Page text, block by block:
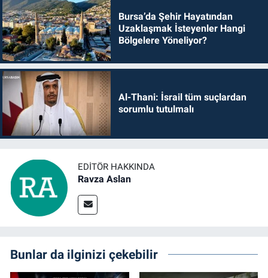
Bursa’da Şehir Hayatından
Uzaklaşmak İsteyenler Hangi
Bölgelere Yöneliyor?
Al-Thani: İsrail tüm suçlardan
sorumlu tutulmalı
EDITÖR HAKKINDA
Ravza Aslan
Bunlar da ilginizi çekebilir